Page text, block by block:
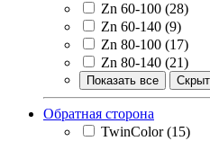
Zn 60-100 (28)
Zn 60-140 (9)
Zn 80-100 (17)
Zn 80-140 (21)
Показать все
Обратная сторона
TwinColor (15)